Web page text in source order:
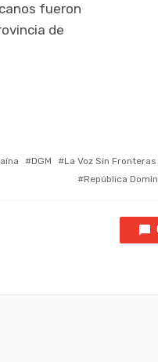
fueron
de
DGM
La Voz Sin Fronteras
República